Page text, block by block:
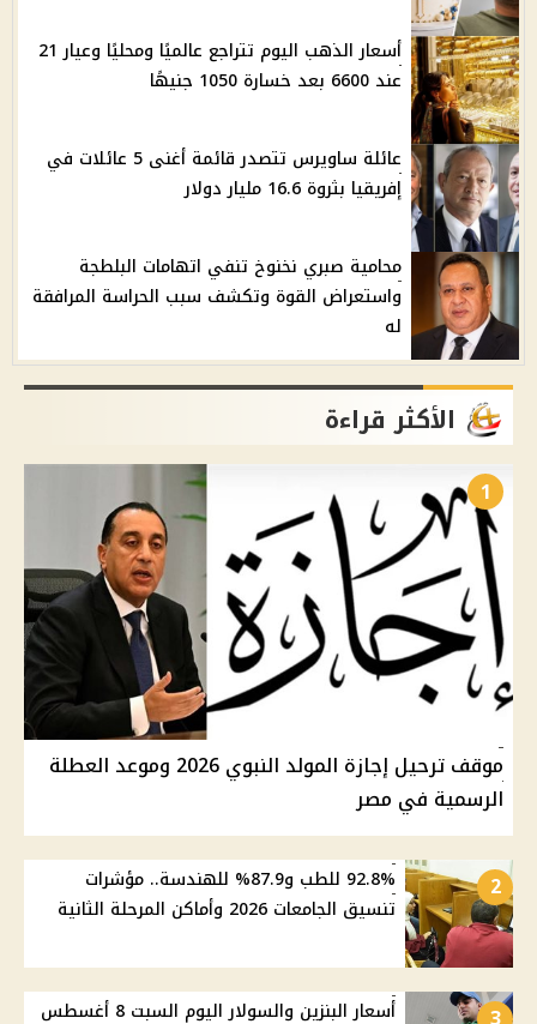
أسعار الذهب اليوم تتراجع عالميًا ومحليًا وعيار 21
عند 6600 بعد خسارة 1050 جنيهًا
عائلة ساويرس تتصدر قائمة أغنى 5 عائلات في
إفريقيا بثروة 16.6 مليار دولار
محامية صبري نخنوخ تنفي اتهامات البلطجة
واستعراض القوة وتكشف سبب الحراسة المرافقة
له
الأكثر قراءة
1
موقف ترحيل إجازة المولد النبوي 2026 وموعد العطلة
الرسمية في مصر
2
92.8% للطب و87.9% للهندسة.. مؤشرات
تنسيق الجامعات 2026 وأماكن المرحلة الثانية
أسعار البنزين والسولار اليوم السبت 8 أغسطس